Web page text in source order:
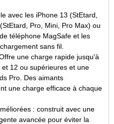
avec les iPhone 13 (StEtard,
Pro, Mini, Pro Max) ou
téléphone MagSafe et les
sans fil.
une charge rapide jusqu'à
12 ou supérieures et une
Pro. Des aimants
une charge efficace à chaque
: construit avec une
avancée pour éviter la